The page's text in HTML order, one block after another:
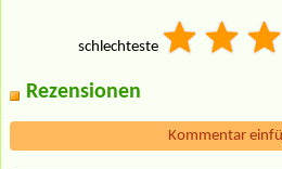
schlechteste
Rezensionen
Kommentar